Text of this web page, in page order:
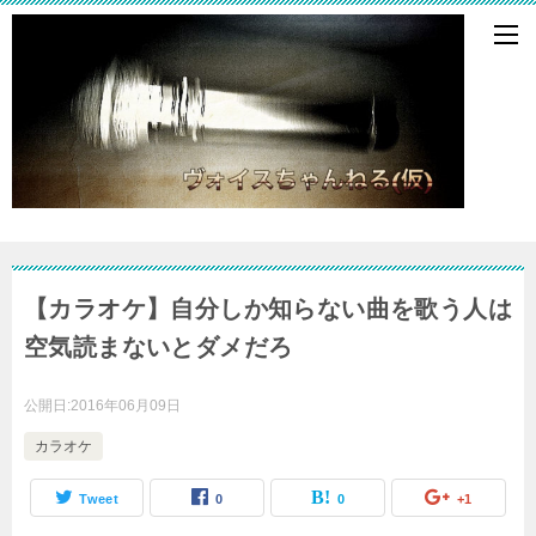
【カラオケ】自分しか知らない曲を歌う人は
空気読まないとダメだろ
公開日:2016年06月09日
カラオケ
Tweet 0 0 +1